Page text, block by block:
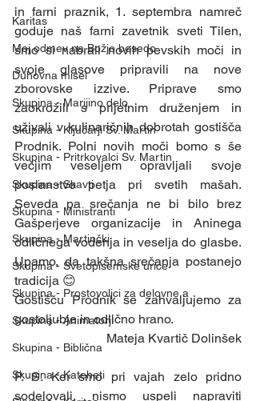
Karitas
Moj odmev na Božjo besedo
Duhovna misel
Skupina - Marijino delo
Skupina - Ključarji Sv. Martin
Skupina - Pritrkovalci Sv. Martin
Skupina - Skavti
Skupina - Ministranti
Skupina - Martinčki
Skupina - Svetopisemske urice
Skupina - Prostovoljci za delovne a
Skupina - Animatorji
Skupina - Biblična
Skupina - Kateheti
in farni praznik, 1. septembra namreč
goduje naš farni zavetnik sveti Tilen,
smo si nabrali novih pevskih moči in
svoje glasove pripravili na nove
zborovske izzive. Priprave smo
zaokrožili s prijetnim druženjem in
uživali v kulinaričnih dobrotah gostišča
Prodnik. Polni novih moči bomo s še
večjim veseljem opravljali svoje
poslanstvo petja pri svetih mašah.
Seveda pa srečanja ne bi bilo brez
Gašperjeve organizacije in Aninega
odličnega vodenja in veselja do glasbe.
Upamo, da takšna srečanja postanejo
tradicija 😊
Gostišču Prodnik se zahvaljujemo za
gostoljubje in odlično hrano.
Mateja Kvartič Dolinšek
P. S. Ker smo pri vajah zelo pridno
sodelovali, nismo uspeli napraviti